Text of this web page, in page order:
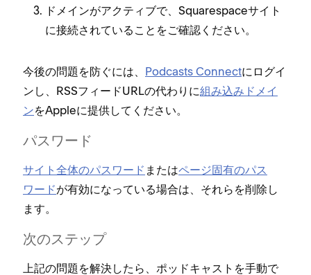
ドメインがアクテ⁠ィブで⁠、Squarespaceサイト
に接続されていることをご確認ください⁠。
今後の問題を防ぐには⁠、 Podcasts Connectにログイ
ンし⁠、RSSフ⁠ィ⁠ードURLの代わりに組み込みドメイ
ンをAppleに提供してください⁠。
パスワ⁠ード
サイト全体のパスワ⁠ード またはペ⁠ージ固有のパス
ワ⁠ードが有効にな⁠っている場合は⁠、それらを削除し
ます⁠。
次のステ⁠ップ
上記の問題を解決したら⁠、ポ⁠ッドキ⁠ャストを手動で